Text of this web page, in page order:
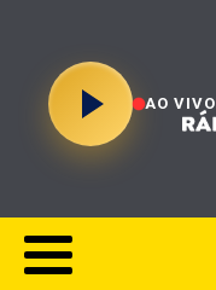
AO VIVO